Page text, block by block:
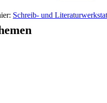
Schreib- und